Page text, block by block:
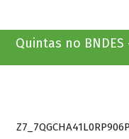
Quintas no BNDES